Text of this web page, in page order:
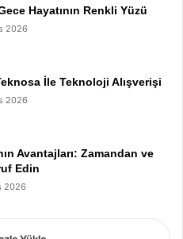
Hayatının Renkli Yüzü
2026
İle Teknoloji Alışverişi
2026
Avantajları: Zamandan ve
Edin
2026